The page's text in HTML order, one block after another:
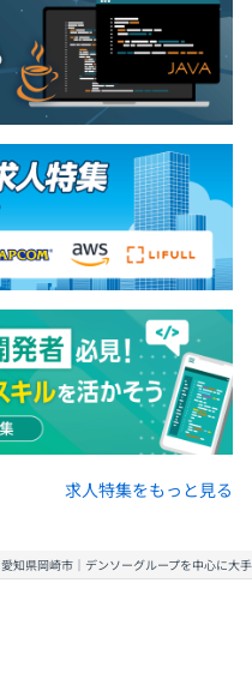
求人特集をもっと見る
愛知県岡崎市｜デンソーグループを中心に大